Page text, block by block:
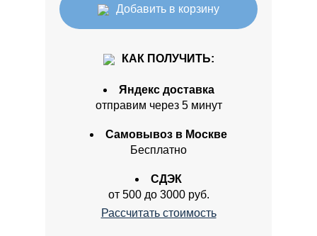
Добавить в корзину
КАК ПОЛУЧИТЬ:
Яндекс доставка
отправим через 5 минут
Самовывоз в Москве
Бесплатно
СДЭК
от 500 до 3000 руб.
Рассчитать стоимость